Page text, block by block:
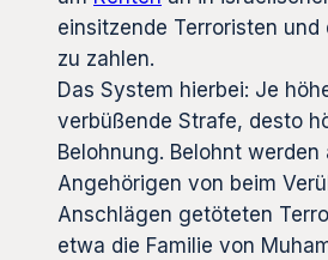
einsitzende Terroristen und
zu zahlen.
Das System hierbei: Je
verbüßende Strafe, desto
Belohnung. Belohnt werden
Angehörigen von beim
Anschlägen getöteten
etwa die Familie von